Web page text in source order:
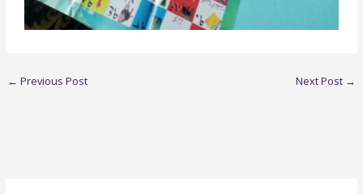
← Previous Post Next Post →